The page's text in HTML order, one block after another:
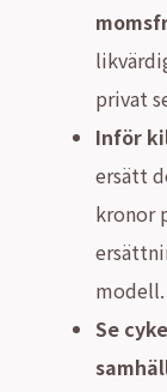
privat
Inför
ersätt
kronor
modell.
Se